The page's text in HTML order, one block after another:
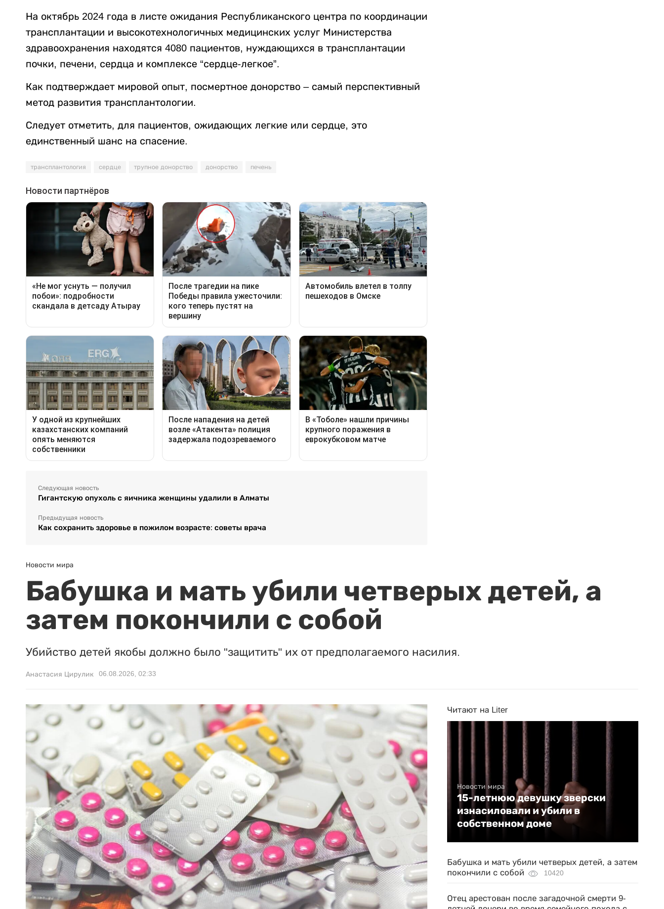
На октябрь 2024 года в листе ожидания Республиканского центра по координации
трансплантации и высокотехнологичных медицинских услуг Министерства
здравоохранения находятся 4080 пациентов, нуждающихся в трансплантации
почки, печени, сердца и комплексе “сердце-легкое”.
Как подтверждает мировой опыт, посмертное донорство – самый перспективный
метод развития трансплантологии.
Следует отметить, для пациентов, ожидающих легкие или сердце, это
единственный шанс на спасение.
трансплантология сердце трупное донорство донорство печень
Следующая новость
Гигантскую опухоль с яичника женщины удалили в Алматы
Предыдущая новость
Как сохранить здоровье в пожилом возрасте: советы врача
Новости мира
Бабушка и мать убили четверых детей, а
затем покончили с собой
Убийство детей якобы должно было "защитить" их от предполагаемого насилия.
Анастасия Цирулик 06.08.2026, 02:33
Читают на Liter
Новости мира
15-летнюю девушку зверски
изнасиловали и убили в
собственном доме
Бабушка и мать убили четверых детей, а затем
покончили с собой
10420
Отец арестован после загадочной смерти 9-